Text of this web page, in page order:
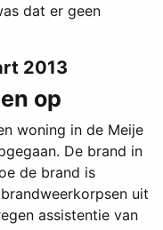
dat er geen
2013
op
woning in de Meije
De brand in
de brand is
uit
assistentie van